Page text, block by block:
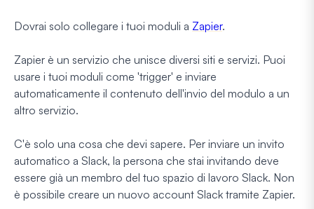
Dovrai solo collegare i tuoi moduli a Zapier.
Zapier è un servizio che unisce diversi siti e servizi. Puoi
usare i tuoi moduli come 'trigger' e inviare
automaticamente il contenuto dell'invio del modulo a un
altro servizio.
C'è solo una cosa che devi sapere. Per inviare un invito
automatico a Slack, la persona che stai invitando deve
essere già un membro del tuo spazio di lavoro Slack. Non
è possibile creare un nuovo account Slack tramite Zapier.